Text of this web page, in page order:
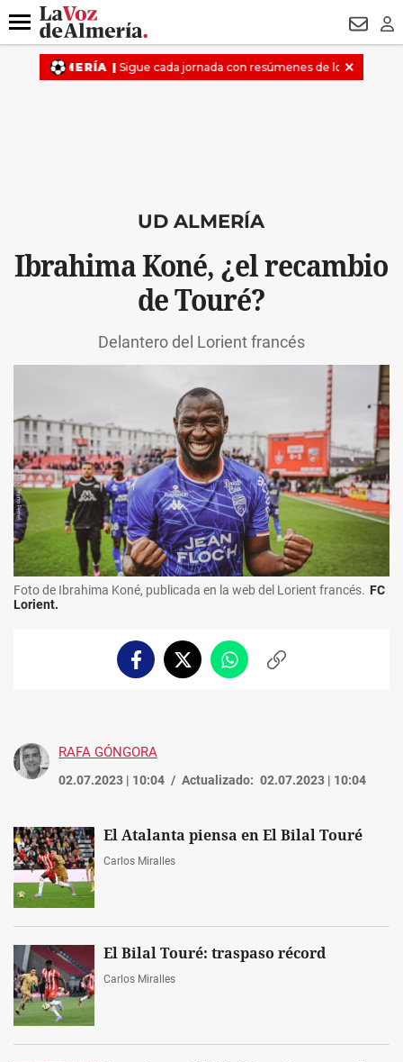
DESTACADO
Menú
UD ALMERÍA
Ibrahima Koné, ¿el recambio
de Touré?
Delantero del Lorient francés
Foto de Ibrahima Koné, publicada en la web del Lorient francés. FC
Lorient.
FacebookTwitterWhatsappCopiar
RAFA GÓNGORA
02.07.2023 | 10:04 Actualizado: 02.07.2023 | 10:04
El Atalanta piensa en El Bilal Touré
Carlos Miralles
El Bilal Touré: traspaso récord
Carlos Miralles